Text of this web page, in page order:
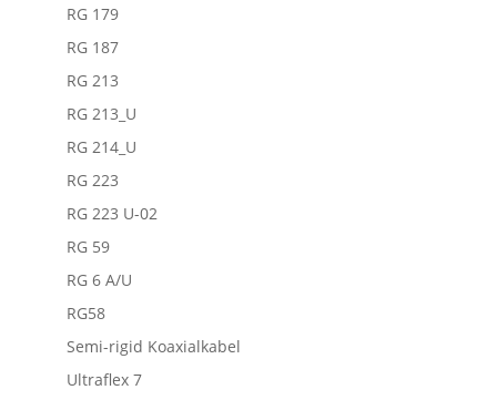
RG 179
RG 187
RG 213
RG 213_U
RG 214_U
RG 223
RG 223 U-02
RG 59
RG 6 A/U
RG58
Semi-rigid Koaxialkabel
Ultraflex 7